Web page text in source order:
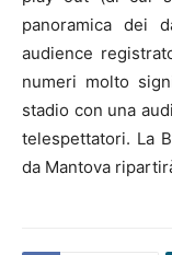
panoramica dei
audience
numeri molto
stadio con una
telespettatori. La
da Mantova